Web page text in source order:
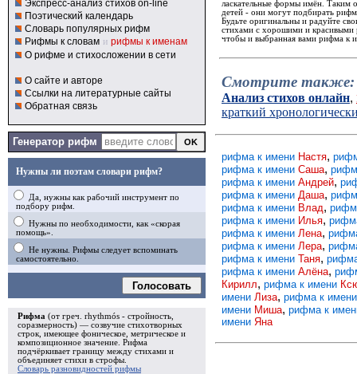
Экспресс-анализ стихов on-line
Поэтический календарь
Словарь популярных рифм
Рифмы к словам и рифмы к именам
О рифме и стихосложении в сети
О сайте и авторе
Ссылки на литературные сайты
Обратная связь
Генератор рифм
Нужны ли поэтам словари рифм?
Да, нужны как рабочий инструмент по
подбору рифм.
Нужны по необходимости, как «скорая
помощь».
Не нужны. Рифмы следует вспоминать
самостоятельно.
Голосовать
Рифма (от греч. rhythmós - стройность,
соразмерность) — созвучие стихотворных
строк, имеющее фоническое, метрическое и
композиционное значение. Рифма
подчёркивает границу между стихами и
объединяет стихи в строфы
Словарь разновидностей рифмы
ласкательные формы имён. Таким
детей - они могут подбирать
Будьте оригинальны и радуйте
стихами с хорошими и красивыми
чтобы и выбранная вами рифма к
Смотрите также:
Анализ стихов онлайн,
краткий
рифма к имени Настя,
рифма к имени Саша,
рифма к имени Андрей,
рифма к имени Даша,
рифма к имени Влад,
рифма к имени Илья,
рифма к имени Лена,
рифма к имени Лера,
рифма к имени Таня,
рифма к имени Алёна,
Кирилл, рифма к имени
имени Лиза, рифма к
имени Миша, рифма к
имени Яна